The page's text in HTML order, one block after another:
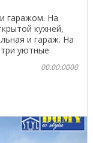
гаражом. На
кухней,
и гараж. На
уютные
00.00.0000